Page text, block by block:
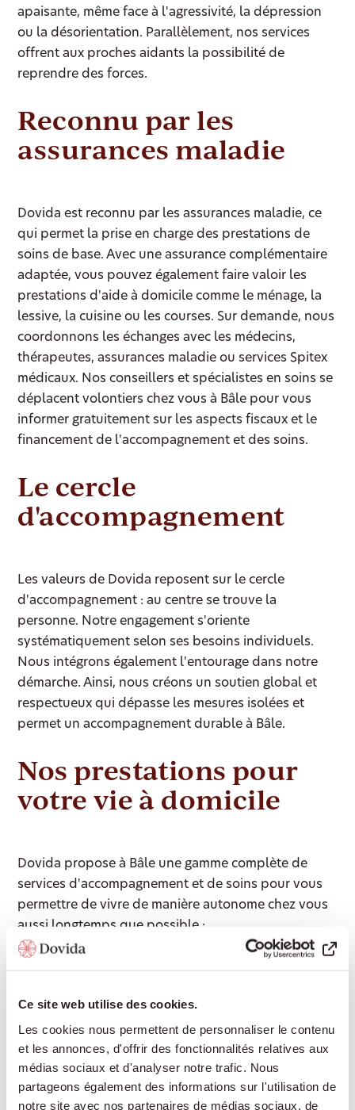
Ce site web utilise des cookies.
Les cookies nous permettent de personnaliser le contenu
et les annonces, d'offrir des fonctionnalités relatives aux
médias sociaux et d'analyser notre trafic. Nous
partageons également des informations sur l'utilisation de
notre site avec nos partenaires de médias sociaux, de
apaisante, même face à l'agressivité, la dépression
ou la désorientation. Parallèlement, nos services
offrent aux proches aidants la possibilité de
reprendre des forces.
Reconnu par les
assurances maladie
Dovida est reconnu par les assurances maladie, ce
qui permet la prise en charge des prestations de
soins de base. Avec une assurance complémentaire
adaptée, vous pouvez également faire valoir les
prestations d'aide à domicile comme le ménage, la
lessive, la cuisine ou les courses. Sur demande, nous
coordonnons les échanges avec les médecins,
thérapeutes, assurances maladie ou services Spitex
médicaux. Nos conseillers et spécialistes en soins se
déplacent volontiers chez vous à Bâle pour vous
informer gratuitement sur les aspects fiscaux et le
financement de l'accompagnement et des soins.
Le cercle
d'accompagnement
Les valeurs de Dovida reposent sur le cercle
d'accompagnement : au centre se trouve la
personne. Notre engagement s'oriente
systématiquement selon ses besoins individuels.
Nous intégrons également l'entourage dans notre
démarche. Ainsi, nous créons un soutien global et
respectueux qui dépasse les mesures isolées et
permet un accompagnement durable à Bâle.
Nos prestations pour
votre vie à domicile
Dovida propose à Bâle une gamme complète de
services d'accompagnement et de soins pour vous
permettre de vivre de manière autonome chez vous
aussi longtemps que possible :
lecture, jeux, souvenirs évoqués – pour maintenir
le lien social et lutter contre la solitude
Aide à domicile : soutien dans les tâches
ménagères, lessive, travaux légers de nettoyage
Accompagnement à l'extérieur : rendez-vous